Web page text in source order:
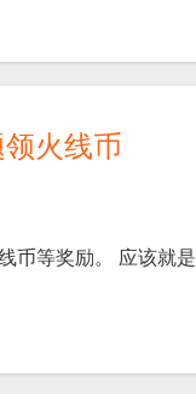
火线币
币等奖励。 应该就是